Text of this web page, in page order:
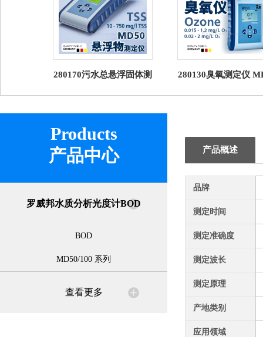
280170污水总悬浮固体测
280130臭氧测定仪
Products
产品中心
罗威邦水质分析光度计BOD
BOD
MD50/100 系列
查看更多
产品概述
品牌
测定时间
测定准确度
测定波长
测定原理
产地类别
应用领域